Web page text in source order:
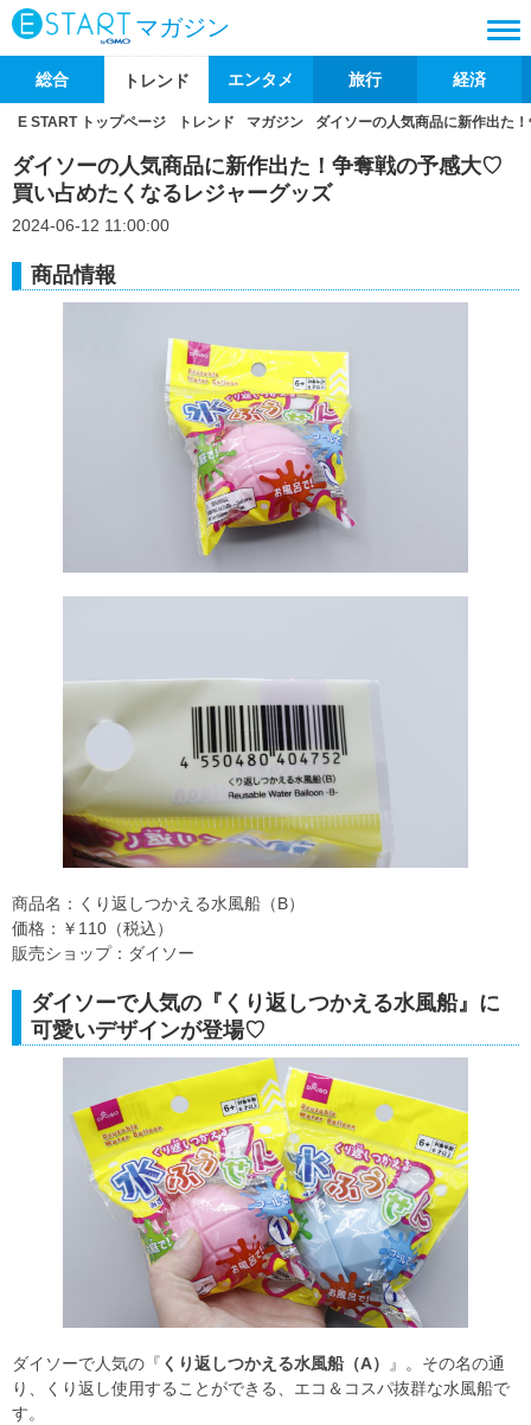
マガジン
総合 トレンド エンタメ 旅行 経済
E START トップページ トレンド マガジン ダイソーの人気商品に新作出た
ダイソーの人気商品に新作出た！争奪戦の予感大♡
買い占めたくなるレジャーグッズ
2024-06-12 11:00:00
商品情報
商品名：くり返しつかえる水風船（B）
価格：￥110（税込）
販売ショップ：ダイソー
ダイソーで人気の『くり返しつかえる水風船』に
可愛いデザインが登場♡
ダイソーで人気の『 くり返しつかえる水風船（A）
』。その名の通
り、くり返し使用することができる、エコ＆コスパ抜群な水風船で
す。